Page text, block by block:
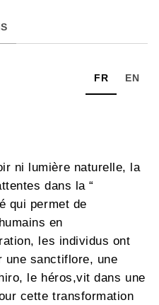
FR EN
ni lumière naturelle, la
dans la “
qui permet de
en
les individus ont
une sanctiflore, une
le héros,vit dans une
cette transformation